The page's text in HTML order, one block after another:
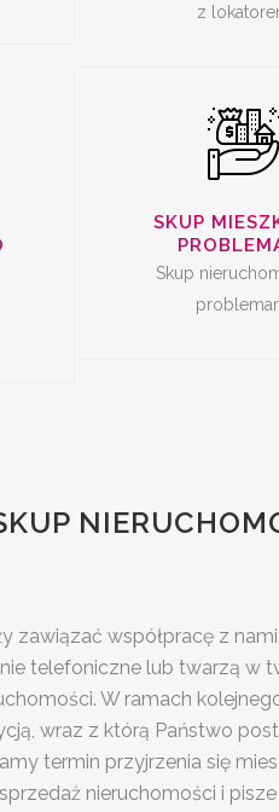
z
SKUP
Skup
zawiązać współpracę z
telefoniczne lub twarzą w
W ramach
wraz z którą Państwo
termin przyjrzenia się
nieruchomości i